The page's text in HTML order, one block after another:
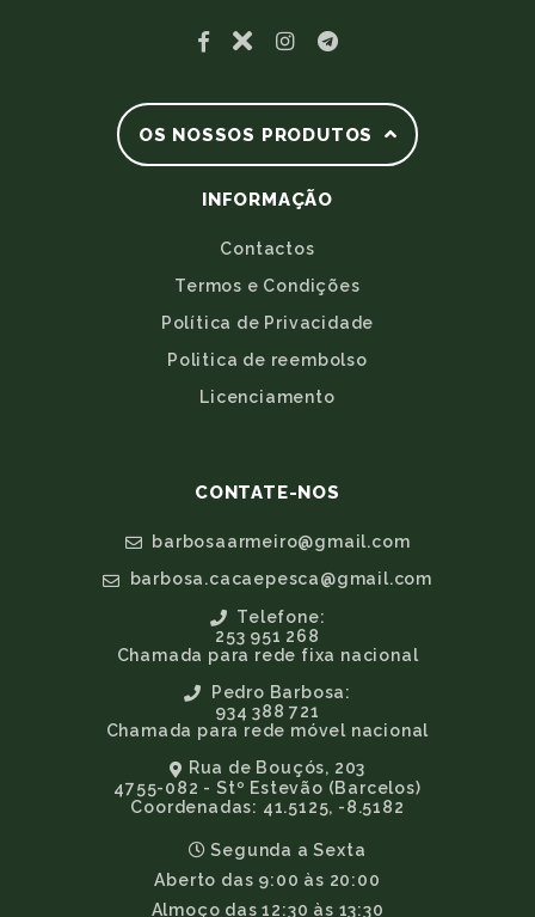
OS NOSSOS PRODUTOS
INFORMAÇÃO
Contactos
Termos e Condições
Política de Privacidade
Politica de reembolso
Licenciamento
CONTATE-NOS
barbosaarmeiro@gmail.com
barbosa.cacaepesca@gmail.com
Telefone:
253 951 268
Chamada para rede fixa nacional
Pedro Barbosa:
934 388 721
Chamada para rede móvel nacional
Rua de Bouçós, 203
4755-082 - Stº Estevão (Barcelos)
Coordenadas: 41.5125, -8.5182
Segunda a Sexta
Aberto das 9:00 às 20:00
Almoço das 12:30 às 13:30